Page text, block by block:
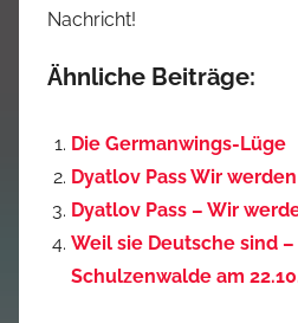
Nachricht!
Ähnliche Beiträge:
Die Germanwings-Lüge
Dyatlov Pass Wir
Dyatlov Pass – Wir
Weil sie Deutsche sind –
Schulzenwalde am